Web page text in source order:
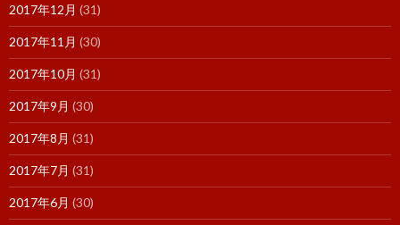
2017年12月 (31)
2017年11月 (30)
2017年10月 (31)
2017年9月 (30)
2017年8月 (31)
2017年7月 (31)
2017年6月 (30)